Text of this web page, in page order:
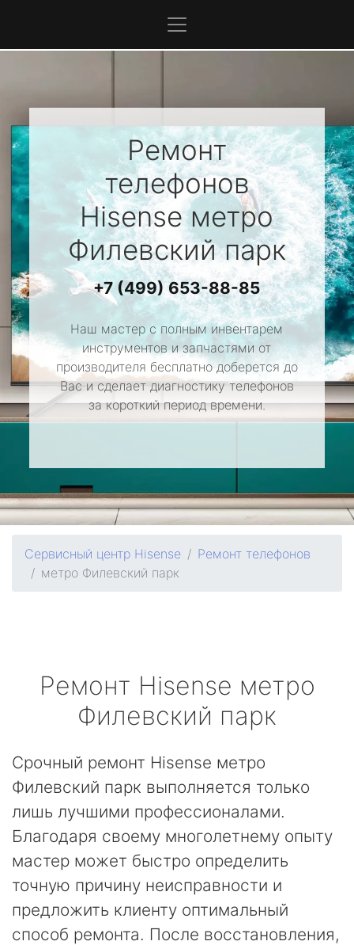
Ремонт
телефонов
Hisenseметро
Филевский парк
+7 (499) 653-88-85
Наш мастер с полным инвентарем
инструментов и запчастями от
производителя бесплатно доберется до
Вас и сделает диагностику телефонов
за короткий период времени.
Сервисный центр Hisense
Ремонт телефонов
метро Филевский парк
Ремонт Hisense метро
Филевский парк
Срочный ремонт Hisense метро
Филевский парк выполняется только
лишь лучшими профессионалами.
Благодаря своему многолетнему опыту
мастер может быстро определить
точную причину неисправности и
предложить клиенту оптимальный
способ ремонта. После восстановления,